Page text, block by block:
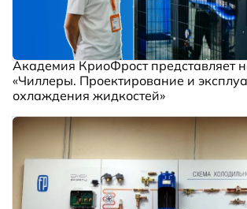
Академия КриоФрост представляет
«Чиллеры. Проектирование и
охлаждения жидкостей»